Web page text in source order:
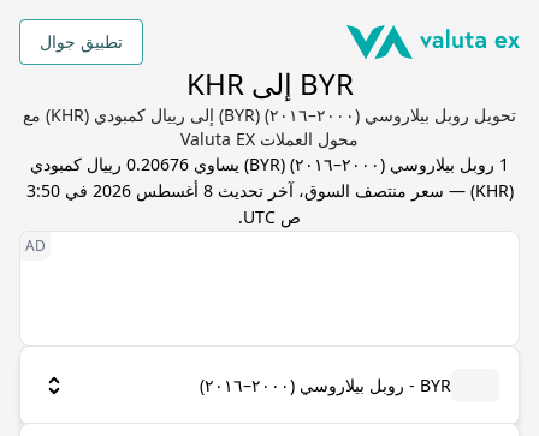
تطبيق جوال
BYR إلى KHR
تحويل روبل بيلاروسي (٢٠٠٠–٢٠١٦) (BYR) إلى رييال كمبودي (KHR) مع
محول العملات Valuta EX
1 روبل بيلاروسي (٢٠٠٠–٢٠١٦) (
BYR) يساوي 0.20676 رييال كمبودي
(
KHR) — سعر منتصف السوق، آخر تحديث
8 أغسطس 2026 في 3:50
ص UTC
.
BYR - روبل بيلاروسي (٢٠٠٠–٢٠١٦)